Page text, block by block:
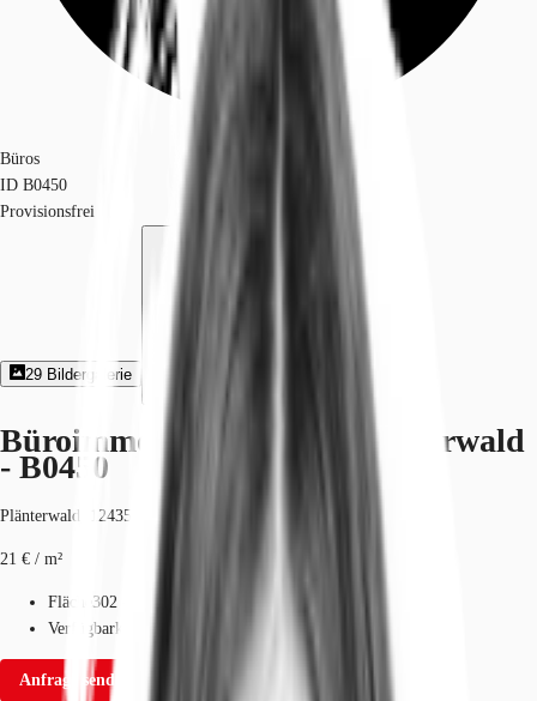
Büros
ID B0450
Provisionsfrei
29 Bildergalerie
Büroimmobilie - Berlin, Plänterwald
- B0450
Plänterwald, 12435, Berlin, Berlin
21 € / m²
Fläche 302 - 21.875 m²
Verfügbarkeit
Sofort
Anfrage senden